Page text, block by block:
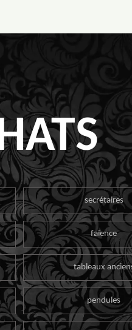
secrétaires
faïence
tableaux
pendules